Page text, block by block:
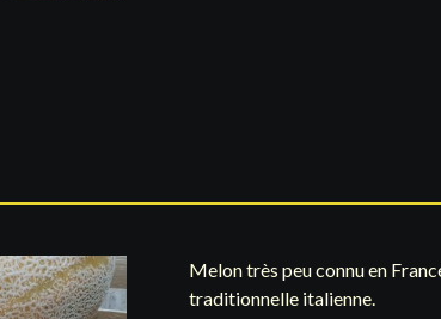
Melon très peu connu en
traditionnelle italienne.